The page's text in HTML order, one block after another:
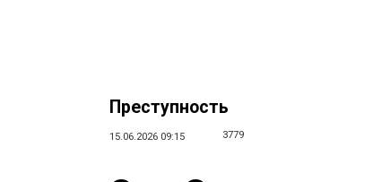
Преступность
15.06.2026 09:15 3779